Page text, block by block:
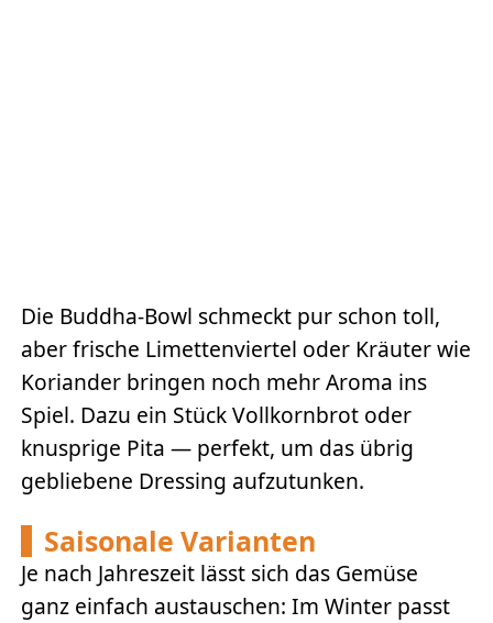
Die Buddha-Bowl schmeckt pur schon toll,
aber frische Limettenviertel oder Kräuter wie
Koriander bringen noch mehr Aroma ins
Spiel. Dazu ein Stück Vollkornbrot oder
knusprige Pita — perfekt, um das übrig
gebliebene Dressing aufzutunken.
Saisonale Varianten
Je nach Jahreszeit lässt sich das Gemüse
ganz einfach austauschen: Im Winter passt